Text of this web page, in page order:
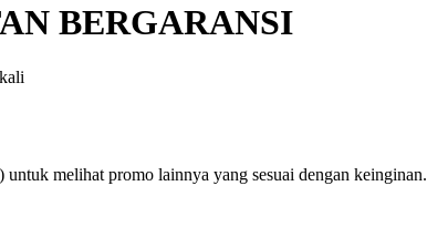
BERGARANSI
melihat promo lainnya yang sesuai dengan keinginan.